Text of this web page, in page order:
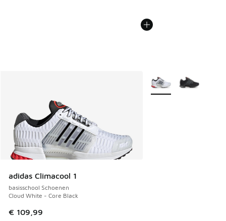
adidas Climacool 1
basisschool Schoenen
Cloud White - Core Black
€ 109,99
Meer kleuren